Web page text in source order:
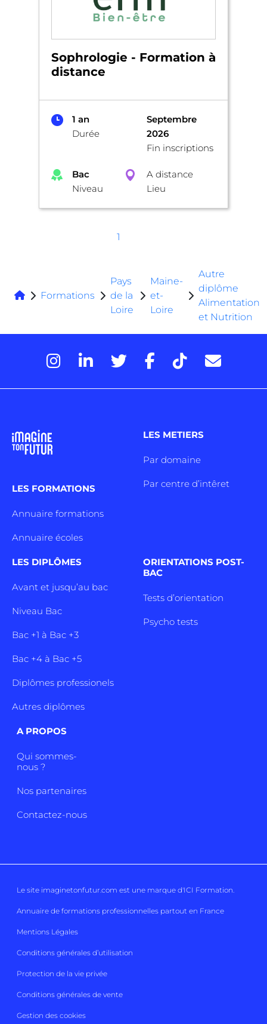
Sophrologie - Formation à
distance
1 an
Durée
Septembre
2026
Fin inscriptions
Bac
Niveau
A distance
Lieu
1
Formations
Pays
de la
Loire
Maine-
et-
Loire
Autre
diplôme
Alimentation
et Nutrition
LES FORMATIONS
Annuaire formations
Annuaire écoles
LES METIERS
Par domaine
Par centre d’intêret
LES DIPLÔMES
Avant et jusqu’au bac
Niveau Bac
Bac +1 à Bac +3
Bac +4 à Bac +5
Diplômes professionels
Autres diplômes
ORIENTATIONS POST-
BAC
Tests d’orientation
Psycho tests
A PROPOS
Qui sommes-
nous ?
Nos partenaires
Contactez-nous
Le site imaginetonfutur.com est une marque d'ICI Formation.
Annuaire de formations professionnelles partout en France
Mentions Légales
Conditions générales d’utilisation
Protection de la vie privée
Conditions générales de vente
Gestion des cookies